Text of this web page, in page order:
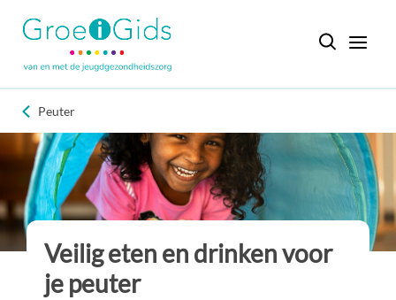
Peuter
Veilig eten en drinken voor
je peuter